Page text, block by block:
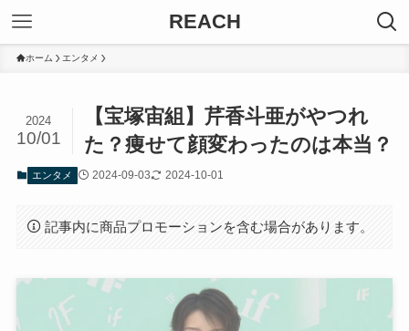
REACH
ホーム エンタメ
【宝塚宙組】芹香斗亜がやつれ
た？痩せて顔変わったのは本当？
2024
10/01
エンタメ 2024-09-03 2024-10-01
記事内に商品プロモーションを含む場合があります。